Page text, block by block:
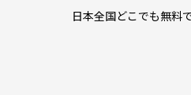
日本全国どこでも無料